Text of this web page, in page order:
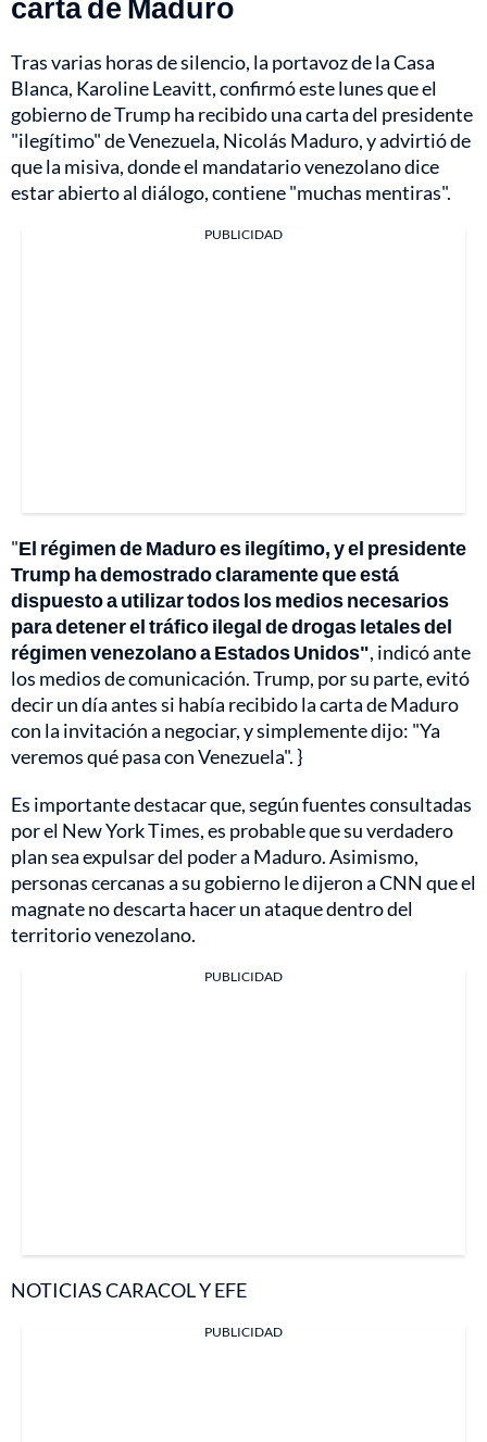
Tras varias horas de silencio, la portavoz de la Casa
Blanca, Karoline Leavitt, confirmó este lunes que el
gobierno de Trump ha recibido una carta del presidente
"ilegítimo" de Venezuela, Nicolás Maduro, y advirtió de
que la misiva, donde el mandatario venezolano dice
estar abierto al diálogo, contiene "muchas mentiras".
PUBLICIDAD
"El régimen de Maduro es ilegítimo, y el presidente
Trump ha demostrado claramente que está
dispuesto a utilizar todos los medios necesarios
para detener el tráfico ilegal de drogas letales del
régimen venezolano a Estados Unidos", indicó ante
los medios de comunicación. Trump, por su parte, evitó
decir un día antes si había recibido la carta de Maduro
con la invitación a negociar, y simplemente dijo: "Ya
veremos qué pasa con Venezuela". }
Es importante destacar que, según fuentes consultadas
por el New York Times, es probable que su verdadero
plan sea expulsar del poder a Maduro. Asimismo,
personas cercanas a su gobierno le dijeron a CNN que el
magnate no descarta hacer un ataque dentro del
territorio venezolano.
PUBLICIDAD
NOTICIAS CARACOL Y EFE
PUBLICIDAD